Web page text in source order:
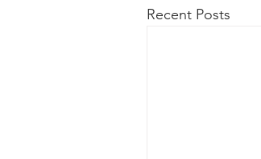
Recent Posts